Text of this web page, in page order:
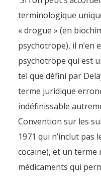
terminologique
« drogue » (en
psychotrope), il n’en
psychotrope qui est
tel que défini par
terme juridique
indéfinissable
Convention sur les
1971 qui n’inclut pas
cocaïne), et un terme
médicaments qui